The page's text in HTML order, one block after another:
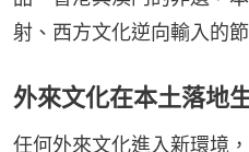
射、西方文化逆向輸入的節
外來文化在本土落地
任何外來文化進入新環境